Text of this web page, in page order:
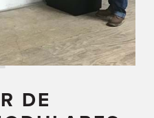
DE